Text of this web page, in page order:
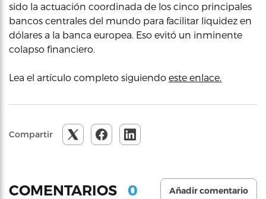
sido la actuación coordinada de los cinco principales
bancos centrales del mundo para facilitar liquidez en
dólares a la banca europea. Eso evitó un inminente
colapso financiero.
Lea el artículo completo siguiendo este enlace.
Compartir
COMENTARIOS 0 Añadir comentario